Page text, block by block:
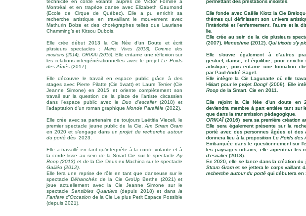
technicité en corde volante auprès de Victor Fomine à
Montréal et en trapèze danse avec Elizabeth Gaumond
(Ecole de Cirque de Québec). Elle a pu enrichir sa
recherche artistique en travaillant le mouvement avec
Mathurin Bolze et des chorégraphes telles que Lauriane
Chamming’s et Kitsou Dubois.
Elle crée début 2013 la Cie Née d’un Doute et écrit
plusieurs spectacles :
Mains Vives (2013), Comme des
moutons (2014), ORIKAï (2016). Elle entame une réflexion sur
les relations intergénérationnelles avec le projetLe Poids
des Aînés (2017).
Elle découvre le travail en espace public grâce à des
stages avec Pierre Pilatte (Cie 1watt) et Laure Terrier (Cie
Jeanne Simone) en 2015 et oriente complètement son
travail sur la question de la place de l’artiste circassien
dans l’espace public avec le Duo d’escalier(2018) et
l’adaptation d’un roman graphique Monde Parallèle (2022).
Elle crée avec sa partenaire de toujours Laëtitia Vieceli, le
premier spectacle jeune public de la Cie,Am Stram Gram
en 2020 et s’engage dans unprojet de recherche autour
du porté dès 2023.
Elle a travaillé en tant qu’interprète à la corde volante et à
la corde lisse au sein de la Smart Cie sur le spectacle Ay
Roop (2013) et de la Cie Deus ex Machina sur le spectacle
Galiléo (2012)
Elle fera une reprise de rôle en tant que danseuse sur le
spectacleDéhanchés de la Cie GroUp Berthe (2021) et
joue actuellement avec la Cie Jeanne Simone sur le
spectacleSensibles Quartiers (depuis 2018) et dansla
Fanfare d’Occasion de la Cie Le plus Petit Espace Possible
(depuis 2021).
permettant des prestations insolites.
Elle fonde avec Gaëlle Klotz la Cie
thèmes qui définissent son univers
l’intériorité et l’enfermement, l’autre et la
lie.
Elle crée au sein de la cie plusieurs
(2007), Menechme (2012), Qui tricote s’y
Elle s’ouvre également à d’autres
gestuel, danse, et équilibre, pour enrichir
artistique, puis entame une formation
par Paul-André Sagel.
Elle intègre la Cie Lagunarte où elle
Hiriart pour le projetDong!(2009). Elle
Roop de la Smart. Cie en 2011.
Elle rejoint la Cie Née d’un doute en
deviendra membre à part entière tant sur
que dans la transmission pédagogique.
ORIKAÏ (2016) sera sa première création
Elle sera également présente sur la
porté avec des personnes âgées et des
donnera lieu à la proposition Le Poids des
Embarquée dans le questionnement sur
les paysages urbains, elle arpentera les
d’escalier(2018).
En 2020, elle se lance dans la création du
Stram Gramet se jettera le corps vaillant
recherche autour du porté qui débutera en
permettant des prestations insolites.
Elle fonde avec Gaëlle Klotz la Cie
thèmes qui définissent son univers
l’intériorité et l’enfermement, l’autre et la
lie.
Elle crée au sein de la cie plusieurs
(2007), Menechme (2012), Qui tricote s’y
Elle s’ouvre également à d’autres
gestuel, danse, et équilibre, pour enrichir
artistique, puis entame une formation
par Paul-André Sagel.
Elle intègre la Cie Lagunarte où elle
Hiriart pour le projetDong!(2009). Elle
Roop de la Smart. Cie en 2011.
Elle rejoint la Cie Née d’un doute en
deviendra membre à part entière tant sur
que dans la transmission pédagogique.
ORIKAÏ (2016) sera sa première création
Elle sera également présente sur la
porté avec des personnes âgées et des
donnera lieu à la proposition Le Poids des
Embarquée dans le questionnement sur
les paysages urbains, elle arpentera les
d’escalier(2018).
En 2020, elle se lance dans la création du
Stram Gramet se jettera le corps vaillant
recherche autour du porté qui débutera en